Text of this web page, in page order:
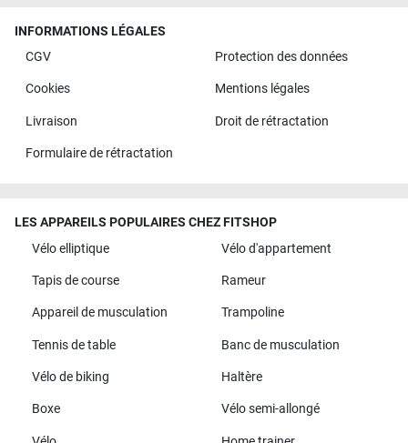
INFORMATIONS LÉGALES
CGV
Protection des données
Cookies Mentions légales
Livraison Droit de rétractation
Formulaire de rétractation
LES APPAREILS POPULAIRES CHEZ FITSHOP
Vélo elliptique
Vélo d'appartement
Tapis de course Rameur
Appareil de musculation Trampoline
Tennis de table Banc de musculation
Vélo de biking Haltère
Boxe Vélo semi-allongé